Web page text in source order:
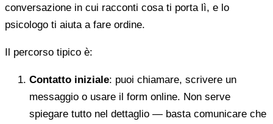
conversazione in cui racconti cosa ti porta lì, e lo
psicologo ti aiuta a fare ordine.
Il percorso tipico è:
Contatto iniziale: puoi chiamare, scrivere un
messaggio o usare il form online. Non serve
spiegare tutto nel dettaglio — basta comunicare che